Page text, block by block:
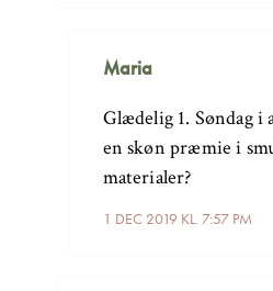
Maria
1 DEC 2019 KL. 7:57 PM
Glædelig 1. Søndag i
en skøn præmie i
materialer?